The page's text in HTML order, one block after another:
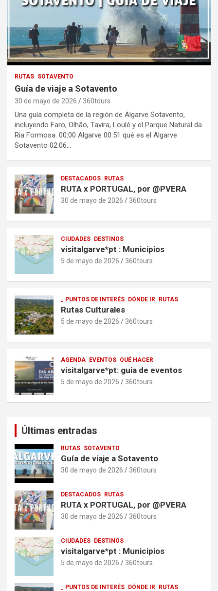
RUTAS SOTAVENTO
Guía de viaje a Sotavento
30 de mayo de 2026 360tours
Una guía completa de la región de Algarve Sotavento,
incluyendo Faro, Olhão, Tavira, Loulé y el Parque Natural da
Ria Formosa. 00:00 Algarve 00:51 qué es el Algarve
Sotavento 02:06…
DESTACADOS RUTAS
RUTA x PORTUGAL, por @PVERA
30 de mayo de 2026 360tours
CIUDADES DESTINOS
visitalgarve*pt : Municipios
5 de mayo de 2026 360tours
_ PUNTOS DE INTERÉS DÓNDE IR RUTAS
Rutas Culturales
5 de mayo de 2026 360tours
AGENDA EVENTOS QUÉ HACER
visitalgarve*pt: guia de eventos
5 de mayo de 2026 360tours
Últimas entradas
RUTAS SOTAVENTO
Guía de viaje a Sotavento
30 de mayo de 2026 360tours
DESTACADOS RUTAS
RUTA x PORTUGAL, por @PVERA
30 de mayo de 2026 360tours
CIUDADES DESTINOS
visitalgarve*pt : Municipios
5 de mayo de 2026 360tours
_ PUNTOS DE INTERÉS DÓNDE IR RUTAS